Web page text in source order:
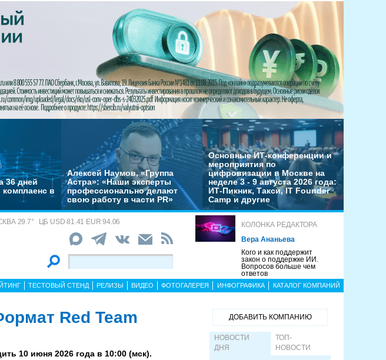
36 дней
в
Алексей Наумов, «Группа
Астра»: «Наши эксперты
профессионально делают
свою работу в части PR»
Основные ИТ-конференции и
мероприятия по
цифровизации в Москве на
неделе 3 - 9 августа 2026 года:
ИТ-Пикник, Такси, IT Founder
Camp и другие
29.7° ЦБ USD 81.41 EUR 94.06
КОЛОНКА РЕДАКТОРА
Вера Ананьева
Кого и как поддержит
закон о поддержке ИИ.
Вопросов больше чем
ответов
ТЕСТОВЫЙ СТЕНД РЕЛИЗЫ ВИДЕО ФОТОГАЛЕРЕЯ ИНФОГРАФИКА КАТАЛОГ КОМПАНИЙ
Red Team
10 июня 2026 года в 10:00 (мск).
ДОБАВИТЬ КОМПАНИЮ
НОВОСТИ
ДНЯ
ТОП-
НОВОСТИ